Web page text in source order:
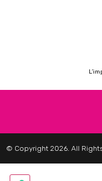
© Copyright 2026. All Rights